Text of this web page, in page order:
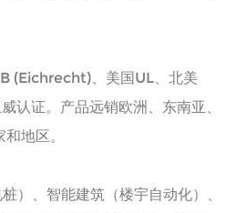
(Eichrecht)、美国UL、北美
认证。产品远销欧洲、东南亚、
地区。
）、智能建筑（楼宇自动化）、